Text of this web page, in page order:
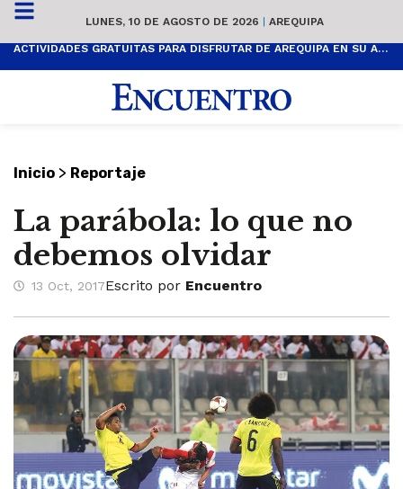
LUNES, 10 DE AGOSTO DE 2026 | AREQUIPA
ACTIVIDADES GRATUITAS PARA DISFRUTAR DE AREQUIPA EN SU ANIVERSARIO
Inicio > Reportaje
La parábola: lo que no
debemos olvidar
13 Oct, 2017Escrito por Encuentro